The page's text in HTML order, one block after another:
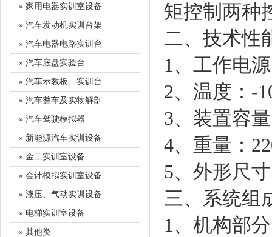
» 家用电器实训室设备
» 汽车发动机实训台架
» 汽车电器电路实训台
» 汽车底盘实验台
» 汽车示教板、实训台
» 汽车整车及实物解剖
» 汽车驾驶模拟器
» 新能源汽车实训设备
» 金工实训室设备
» 会计模拟实训室设备
» 液压、气动实训设备
» 电梯实训室设备
» 其他类
矩控制两种
二、技术性
1、工作电
2、温度：-
3、装置容
4、重量：
5、外形尺
三、系统组
1、机构部